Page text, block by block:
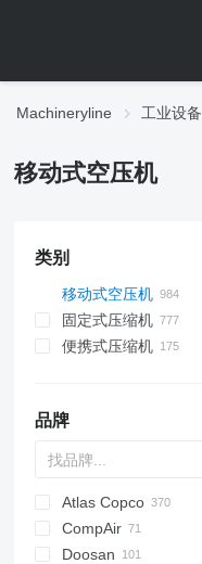
Machineryline 工业设备
移动式空压机
类别
移动式空压机
固定式压缩机
便携式压缩机
品牌
PDS
Atlas Copco
DrillAir
E-Air
XAS
PDP
PA
CPS
CompAir
C-series
SC
F2L912
Doosan